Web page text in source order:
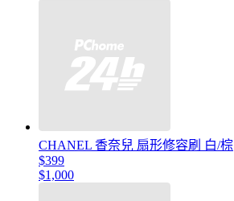
CHANEL 香奈兒 扇形修容刷 白/棕
$399
$1,000